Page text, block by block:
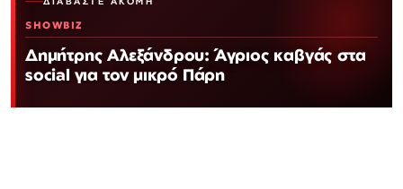
SHOWBIZ
Δημήτρης Αλεξάνδρου: Άγριος καβγάς στα
social για τον μικρό Πάρη